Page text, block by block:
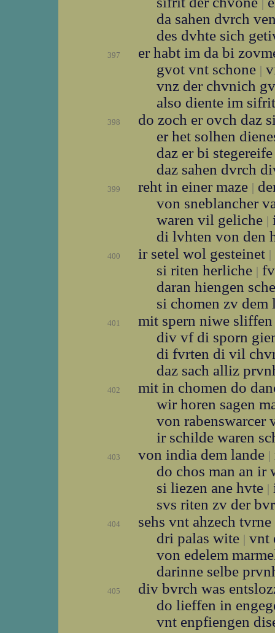
|
da sahen dvrch
des dvhte sich
397
er habt im da bi
gvot vnt schone |
vnz der chvnich
also diente im
398
do zoch er ovch daz
er het solhen
daz er bi
daz sahen dvrch
399 reht in einer maze |
von sneblancher
waren vil geliche |
di lvhten von den
400 ir setel wol gesteinet |
si riten herliche |
daran hiengen
si chomen zv dem
401
mit spern niwe
div vf di sporn
di fvrten di vil
daz sach alliz
402
mit in chomen do
wir horen sagen
von rabenswarcer
ir schilde waren
403 von india dem lande |
do chos man an ir
si liezen ane hvte |
svs riten zv der
404
sehs vnt ahzech tvrne
dri palas wite | vnt
von edelem
darinne selbe
405
div bvrch was
do lieffen in
vnt enpfiengen